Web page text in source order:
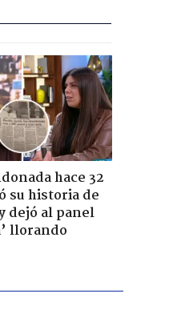
hace 32
su historia de
dejó al panel
llorando